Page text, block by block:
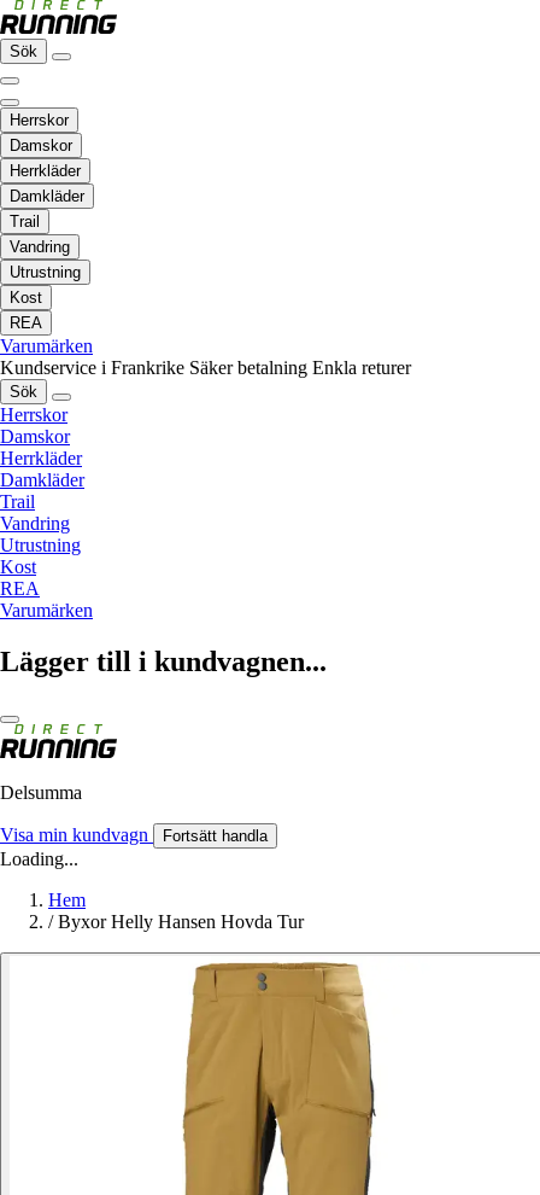
Sök
Herrskor
Damskor
Herrkläder
Damkläder
Trail
Vandring
Utrustning
Kost
REA
Varumärken
Kundservice i Frankrike Säker betalning Enkla returer
Sök
Herrskor
Damskor
Herrkläder
Damkläder
Trail
Vandring
Utrustning
Kost
REA
Varumärken
Lägger till i kundvagnen...
Delsumma
Visa min kundvagn Fortsätt handla
Loading...
Hem
/ Byxor Helly Hansen Hovda Tur